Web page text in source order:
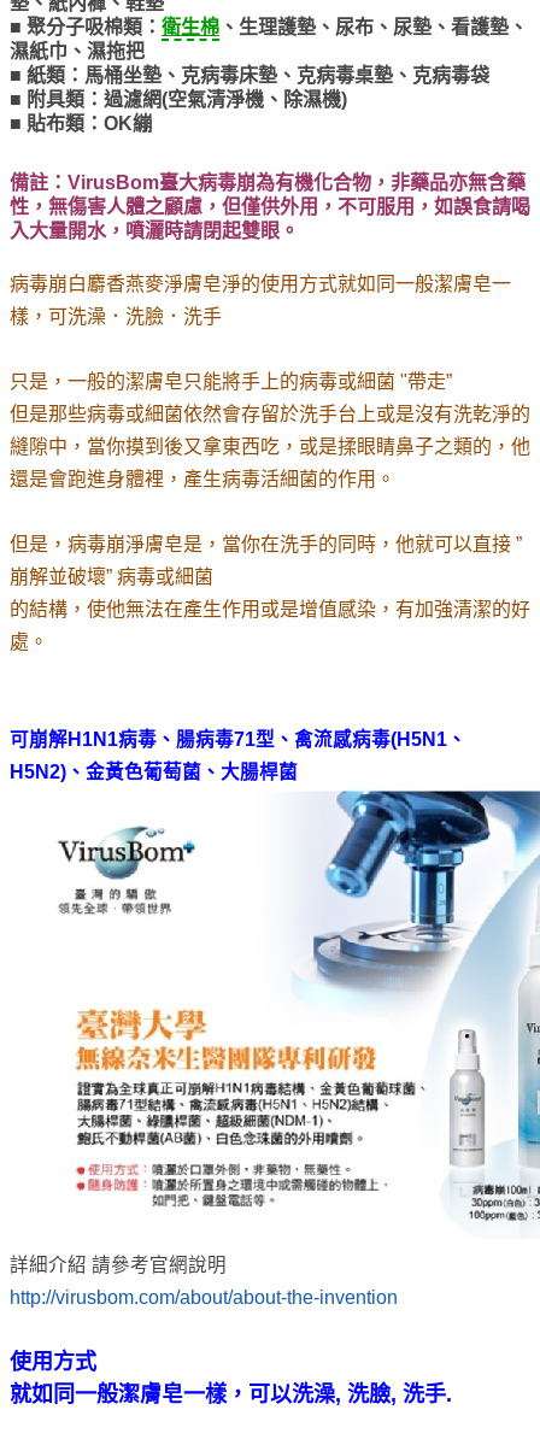
■ 聚分子吸棉類： 衛生棉 、生理護墊、尿布、尿墊、 看護墊、
濕紙巾、濕拖把
■ 紙類：馬桶坐墊、克病毒床墊、克病毒桌墊、克病毒袋
■ 附具類：過濾網(空氣清淨機、除濕機)
■ 貼布類：OK繃
備註：VirusBom臺大病毒崩為有機化合物，非藥品亦無含藥
性，無傷害人體之顧慮，但僅供外用，不可服用，如誤食請喝
入大量開水，噴灑時請閉起雙眼。
病毒崩白麝香燕麥淨膚皂淨的使用方式就如同一般潔膚皂一
樣， 可洗澡．洗臉．洗手
只是，一般的潔膚皂只能將手上的病毒或細菌 "帶走”
但是那些病毒或細菌依然會存留於洗手台上或是沒有洗乾淨的
縫隙中，當你摸到後又拿東西吃，或是揉眼睛鼻子之類的，他
還是會跑進身體裡，產生病毒活細菌的作用。
但是，病毒崩淨膚皂是，當你在洗手的同時，他就可以直接 ”
崩解並破壞” 病毒或細菌
的結構，使他無法在產生作用或是增值感染，有加強清潔的好
處。
可崩解H1N1病毒、腸病毒71型、禽流感病毒(H5N1、
H5N2)、金黃色葡萄菌、大腸桿菌
詳細介紹 請參考官網說明
http://virusbom.com/about/about-the-invention
使用方式
就如同一般潔膚皂一樣，可以洗澡, 洗臉, 洗手.